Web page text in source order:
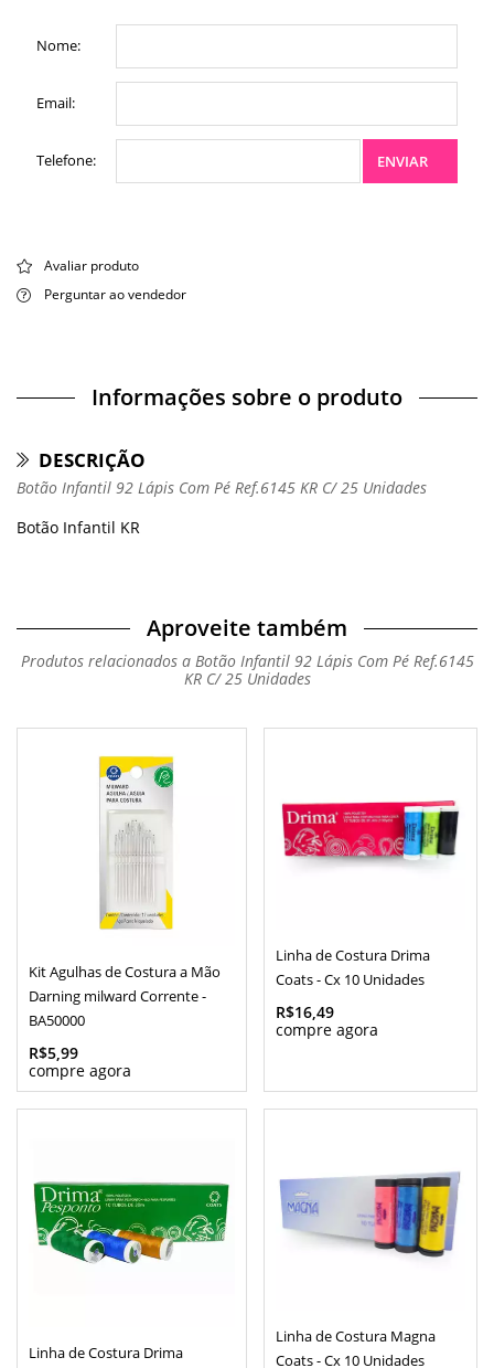
Nome:
Email:
Telefone: ENVIAR
Avaliar produto
Perguntar ao vendedor
Informações sobre o produto
DESCRIÇÃO
Botão Infantil 92 Lápis Com Pé Ref.6145 KR C/ 25 Unidades
Botão Infantil KR
Aproveite também
Produtos relacionados a Botão Infantil 92 Lápis Com Pé Ref.6145
KR C/ 25 Unidades
Kit Agulhas de Costura a Mão
Darning milward Corrente -
BA50000
R$5,99
Linha de Costura Drima
Coats - Cx 10 Unidades
R$16,49
Linha de Costura Drima
Linha de Costura Magna
Coats - Cx 10 Unidades